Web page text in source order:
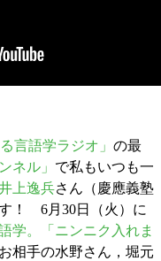
る言語学ラジオ」 の最
ネル」 で私もいつも一
上逸兵さん（慶應義塾
！ 6月30日（火）に
学。「ニンニク入れま
相手の水野さん，堀元